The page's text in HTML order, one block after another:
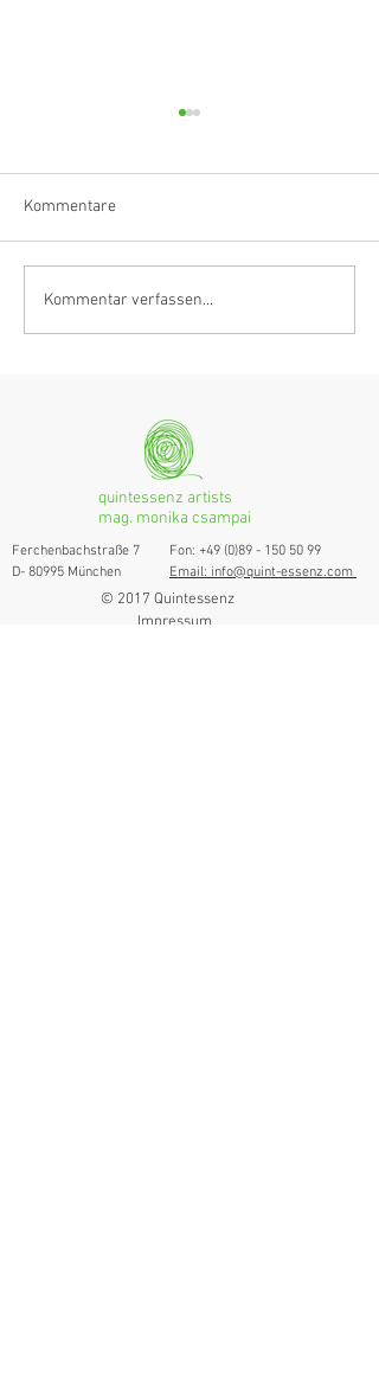
Klarinettistin, Tonmeisterin,
Grenzgängerin
Kommentare
Kommentar verfassen...
quintessenz artists
mag. monika csampai
Ferchenbachstraße 7
D- 80995 München
Fon: +49 (0)89 - 150 50 99
Email: info@quint-essenz.com
© 2017 Quintessenz
Impressum